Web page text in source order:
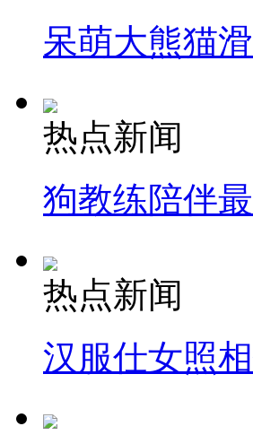
呆萌大熊猫
热点新闻
狗教练陪伴
热点新闻
汉服仕女照